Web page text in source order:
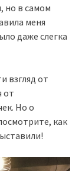
но в самом
меня
даже слегка
взгляд от
от
Но о
как